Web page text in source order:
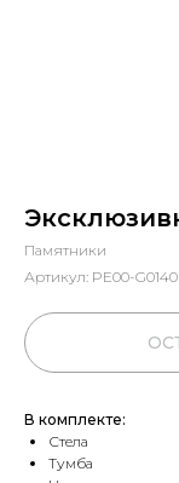
Памятники
Артикул: PE00-G0140
В комплекте:
Стела
Тумба